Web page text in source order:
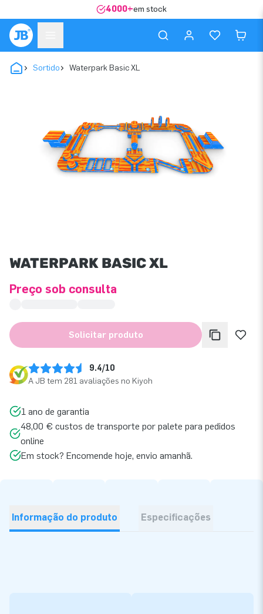
4000+em stock
Sortido Waterpark Basic XL
WATERPARK BASIC XL
Preço sob consulta
Solicitar produto
9.4/10
A JB tem 281 avaliações no Kiyoh
1 ano de garantia
48,00 € custos de transporte por palete para pedidos
online
Em stock? Encomende hoje, envio amanhã.
Informação do produto Especificações